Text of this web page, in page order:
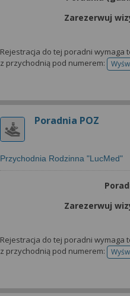
Zarezerwuj
Rejestracja do tej poradni wymaga
z przychodnią pod numerem:
Poradnia POZ
Przychodnia Rodzinna "LucMed"
Zarezerwuj
Rejestracja do tej poradni wymaga
z przychodnią pod numerem: